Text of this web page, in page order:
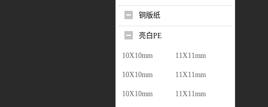
铜版纸
亮白PE
10X10mm 11X11mm
10X10mm 11X11mm
10X10mm 11X11mm